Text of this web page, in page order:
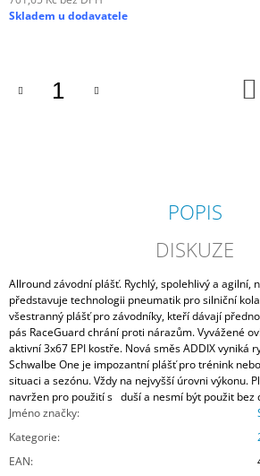
Měrná
Skladem u dodavatele
POPIS
DISKUZE
Allround závodní plášť. Rychlý, spolehlivý a agilní,
představuje technologii pneumatik pro silniční
všestranný plášť pro závodníky, kteří dávají
pás RaceGuard chrání proti nárazům. Vyvážené
aktivní 3x67 EPI kostře. Nová směs ADDIX vyniká
Schwalbe One je impozantní plášť pro trénink
situaci a sezónu. Vždy na nejvyšší úrovni výkonu.
navržen pro použití s duší a nesmí být použit bez
Jméno značky:
Kategorie:
EAN:
335